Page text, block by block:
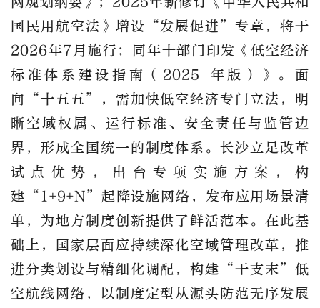
国 民用航空法 》增设 “发展促进”专章，将于
2026年7 月施行；同年十部门印发《低空经济
标准体系建设指南（ 2025 年版）》。面
向
“十五五”，需加快低空经济专门立法，明
晰空域权属、运行标准、安全责任与监管边
界，形成全国统一的制度体系。长沙立足改革
试点优势，出台专项实施方案，构
建“ 1+9+N”起降设施网络，发布应用场景清
单，为地方制度创新提供了鲜活范本。在此基
础上，国家层面应持续深化空域管理改革，推
进分类划设与精细化调配，构建“干支末”低
空航线 网络，以制度定型从源头防范无序发展